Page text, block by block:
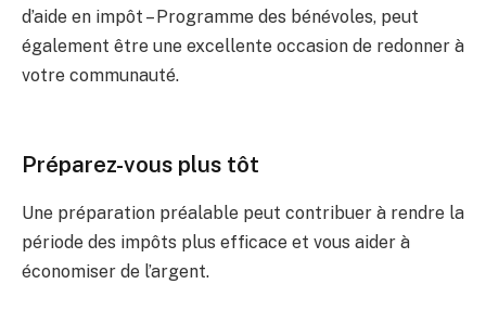
d’aide en impôt – Programme des bénévoles, peut
également être une excellente occasion de redonner à
votre communauté.
Préparez-vous plus tôt
Une préparation préalable peut contribuer à rendre la
période des impôts plus efficace et vous aider à
économiser de l’argent.